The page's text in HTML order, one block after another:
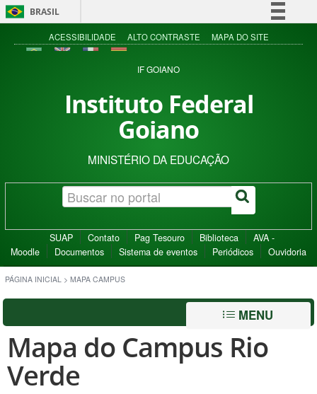
BRASIL
Simplifique!
Acesso à informação
ACESSIBILIDADE ALTO CONTRASTE MAPA DO SITE
IF GOIANO
Instituto Federal
Goiano
MINISTÉRIO DA EDUCAÇÃO
SUAP Contato Pag Tesouro Biblioteca
AVA -
Moodle
Documentos Sistema de eventos Periódicos Ouvidoria
PÁGINA INICIAL > MAPA CAMPUS
MENU
Mapa do Campus Rio
Verde